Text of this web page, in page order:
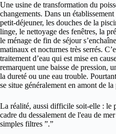
Une usine de transformation du
changements. Dans un
petit-déjeuner, les douches de la
linge, le nettoyage des fenêtres, la
le ménage de fin de séjour
matinaux et nocturnes très serrés.
traitement d’eau qui est mise en
remarquent une baisse de pression,
la dureté ou une eau trouble.
se situe généralement en amont de
La réalité, aussi difficile soit-elle : le
cadre du dessalement de l'eau de
simples filtres ”.”